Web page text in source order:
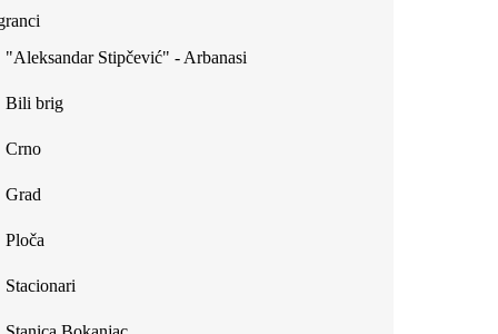
"Aleksandar Stipčević" - Arbanasi
Bili brig
Crno
Grad
Ploča
Stacionari